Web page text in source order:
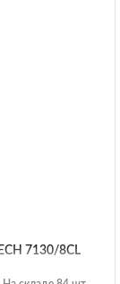
7130/8CL